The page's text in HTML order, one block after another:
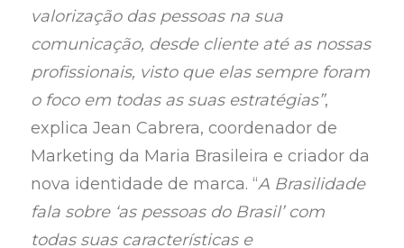
valorização das pessoas na sua
comunicação, desde cliente até as nossas
profissionais, visto que elas sempre foram
o foco em todas as suas estratégias”,
explica Jean Cabrera, coordenador de
Marketing da Maria Brasileira e criador da
nova identidade de marca. “A Brasilidade
fala sobre ‘as pessoas do Brasil’ com
todas suas características e